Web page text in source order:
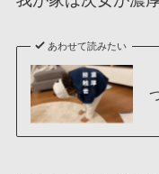
あわせて読みたい